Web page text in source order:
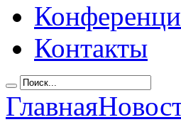
Контакты
Главная